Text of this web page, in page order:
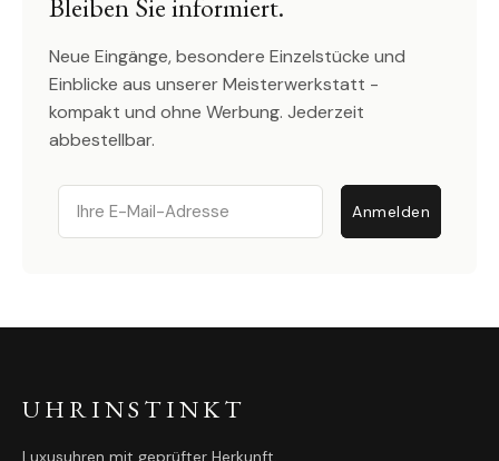
Bleiben Sie informiert.
Neue Eingänge, besondere Einzelstücke und
Einblicke aus unserer Meisterwerkstatt -
kompakt und ohne Werbung. Jederzeit
abbestellbar.
Email
Anmelden
UHRINSTINKT